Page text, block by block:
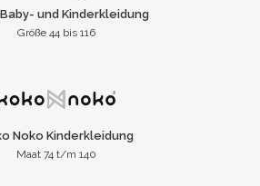
und Kinderkleidung
Größe 44 bis 116
Noko Kinderkleidung
Maat 74 t/m 140